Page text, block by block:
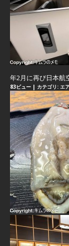
年2月に再び日本航
83ビュー | カテゴリ: エ